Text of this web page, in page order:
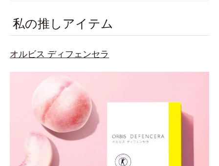
私の推しアイテム
オルビス ディフェンセラ